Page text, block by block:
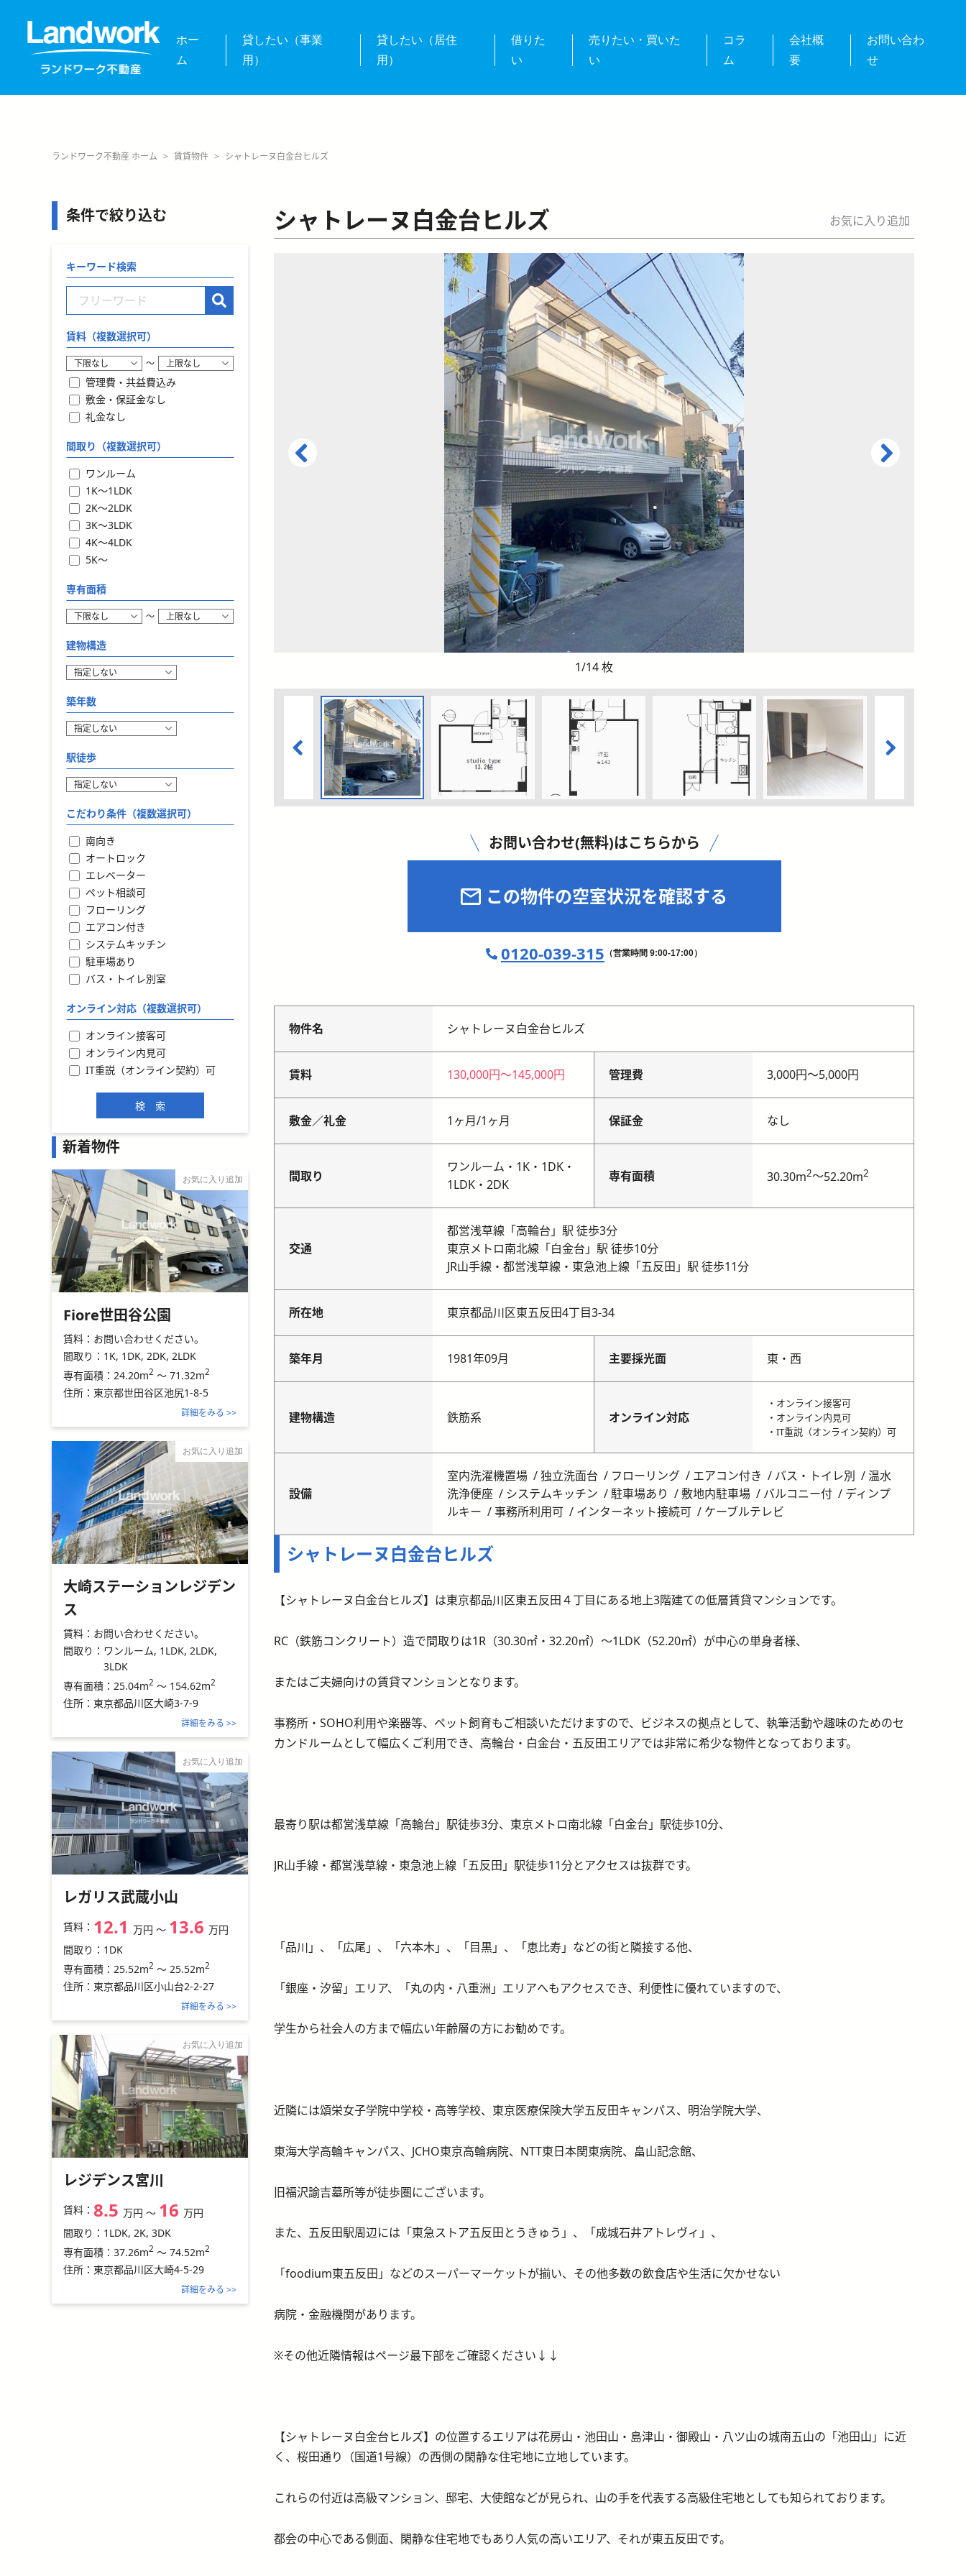
ホー
ム
貸したい（事業
用）
貸したい（居住
用）
借りた
い
売りたい・買いた
い
コラ
ム
会社概
要
お問い合わ
せ
ランドワーク不動産 ホーム > 賃貸物件 > シャトレーヌ白金台ヒルズ
お気に入り追加
シャトレーヌ白金台ヒルズ
1/14枚
お問い合わせ(無料)はこちらから
この物件の空室状況を確認する
0120-039-315 （営業時間 9:00-17:00）
物件名 シャトレーヌ白金台ヒルズ
賃料 130,000円〜145,000円 管理費 3,000円〜5,000円
敷金／礼金 1ヶ月/1ヶ月 保証金 なし
間取り
ワンルーム・1K・1DK・
1LDK・2DK
専有面積 30.30m2～52.20m2
交通
都営浅草線「高輪台」駅 徒歩3分
東京メトロ南北線「白金台」駅 徒歩10分
JR山手線・都営浅草線・東急池上線「五反田」駅 徒歩11分
所在地 東京都品川区東五反田4丁目3-34
築年月 1981年09月 主要採光面 東・西
建物構造 鉄筋系 オンライン対応
・オンライン接客可
・オンライン内見可
・IT重説（オンライン契約）可
設備
室内洗濯機置場 独立洗面台 フローリング エアコン付き バス・トイレ別
温水
洗浄便座
システムキッチン 駐車場あり 敷地内駐車場 バルコニー付
ディンプ
ルキー
事務所利用可 インターネット接続可 ケーブルテレビ
シャトレーヌ白金台ヒルズ
【シャトレーヌ白金台ヒルズ】は東京都品川区東五反田４丁目にある地上3階建ての低層賃貸マンションです。
RC（鉄筋コンクリート）造で間取りは1R（30.30㎡・32.20㎡）～1LDK（52.20㎡）が中心の単身者様、
またはご夫婦向けの賃貸マンションとなります。
事務所・SOHO利用や楽器等、ペット飼育もご相談いただけますので、ビジネスの拠点として、執筆活動や趣味のためのセ
カンドルームとして幅広くご利用でき、高輪台・白金台・五反田エリアでは非常に希少な物件となっております。
最寄り駅は都営浅草線「高輪台」駅徒歩3分、東京メトロ南北線「白金台」駅徒歩10分、
JR山手線・都営浅草線・東急池上線「五反田」駅徒歩11分とアクセスは抜群です。
「品川」、「広尾」、「六本木」、「目黒」、「恵比寿」などの街と隣接する他、
「銀座・汐留」エリア、「丸の内・八重洲」エリアへもアクセスでき、利便性に優れていますので、
学生から社会人の方まで幅広い年齢層の方にお勧めです。
近隣には頌栄女子学院中学校・高等学校、東京医療保険大学五反田キャンパス、明治学院大学、
東海大学高輪キャンパス、JCHO東京高輪病院、NTT東日本関東病院、畠山記念館、
旧福沢諭吉墓所等が徒歩圏にございます。
また、五反田駅周辺には「東急ストア五反田とうきゅう」、「成城石井アトレヴィ」、
「foodium東五反田」などのスーパーマーケットが揃い、その他多数の飲食店や生活に欠かせない
病院・金融機関があります。
※その他近隣情報はページ最下部をご確認ください↓↓
【シャトレーヌ白金台ヒルズ】の位置するエリアは花房山・池田山・島津山・御殿山・八ツ山の城南五山の「池田山」に近
く、桜田通り（国道1号線）の西側の閑静な住宅地に立地しています。
これらの付近は高級マンション、邸宅、大使館などが見られ、山の手を代表する高級住宅地としても知られております。
都会の中心である側面、閑静な住宅地でもあり人気の高いエリア、それが東五反田です。
条件で絞り込む
キーワード検索
賃料（複数選択可）
〜
管理費・共益費込み
敷金・保証金なし
礼金なし
間取り（複数選択可）
ワンルーム
1K〜1LDK
2K〜2LDK
3K〜3LDK
4K〜4LDK
5K〜
専有面積
〜
建物構造
築年数
駅徒歩
こだわり条件（複数選択可）
南向き
オートロック
エレベーター
ペット相談可
フローリング
エアコン付き
システムキッチン
駐車場あり
バス・トイレ別室
オンライン対応（複数選択可）
オンライン接客可
オンライン内見可
IT重説（オンライン契約）可
新着物件
お気に入り追加
Fiore世田谷公園
賃料： お問い合わせください。
間取り： 1K, 1DK, 2DK, 2LDK
専有面積： 24.20m2 ～ 71.32m2
住所： 東京都世田谷区池尻1-8-5
詳細をみる >>
お気に入り追加
大崎ステーションレジデン
ス
賃料： お問い合わせください。
間取り： ワンルーム, 1LDK, 2LDK,
3LDK
専有面積： 25.04m2 ～ 154.62m2
住所： 東京都品川区大崎3-7-9
詳細をみる >>
お気に入り追加
レガリス武蔵小山
賃料： 12.1 万円 〜 13.6 万円
間取り： 1DK
専有面積： 25.52m2 ～ 25.52m2
住所： 東京都品川区小山台2-2-27
詳細をみる >>
お気に入り追加
レジデンス宮川
賃料： 8.5 万円 〜 16 万円
間取り： 1LDK, 2K, 3DK
専有面積： 37.26m2 ～ 74.52m2
住所： 東京都品川区大崎4-5-29
詳細をみる >>